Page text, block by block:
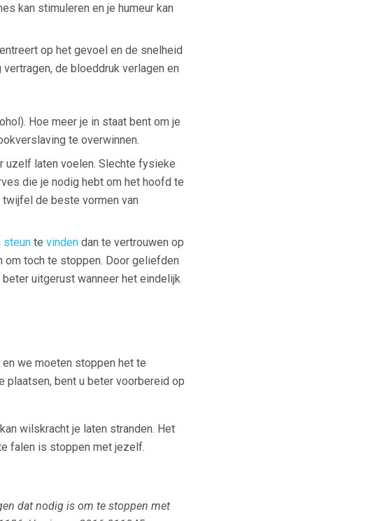
kan stimuleren en je humeur kan
op het gevoel en de snelheid
vertragen, de bloeddruk verlagen en
Hoe meer je in staat bent om je
te overwinnen.
uzelf laten voelen. Slechte fysieke
die je nodig hebt om het hoofd te
de beste vormen van
steun te vinden dan te vertrouwen op
om toch te stoppen. Door geliefden
uitgerust wanneer het eindelijk
we moeten stoppen het te
plaatsen, bent u beter voorbereid op
wilskracht je laten stranden. Het
falen is stoppen met jezelf.
dat nodig is om te stoppen met